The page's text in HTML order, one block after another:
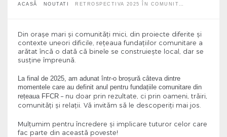
ACASĂ NOUTATI RETROSPECTIVA 2025 ÎN COMUNIT…
Din orașe mari și comunități mici, din proiecte diferite și
contexte uneori dificile, rețeaua fundațiilor comunitare a
arătat încă o dată că binele se construiește local, dar se
susține împreună.
La final de 2025, am adunat într-o broșură câteva dintre
momentele care au definit anul pentru fundațiile comunitare din
rețeaua FFCR – nu doar prin rezultate, ci prin oameni, trăiri,
comunități și relații. Vă invităm să le descoperiți mai jos.
Mulțumim pentru încredere și implicare tuturor celor care
fac parte din această poveste!